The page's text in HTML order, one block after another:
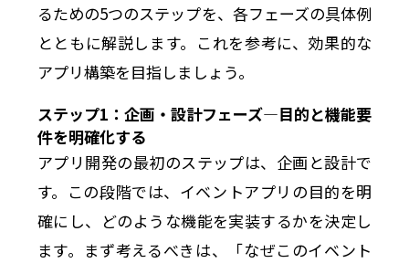
るための5つのステップを、各フェーズの具体例
とともに解説します。これを参考に、効果的な
アプリ構築を目指しましょう。
ステップ1：企画・設計フェーズ—目的と機能要
件を明確化する
アプリ開発の最初のステップは、企画と設計で
す。この段階では、イベントアプリの目的を明
確にし、どのような機能を実装するかを決定し
ます。まず考えるべきは、「なぜこのイベント